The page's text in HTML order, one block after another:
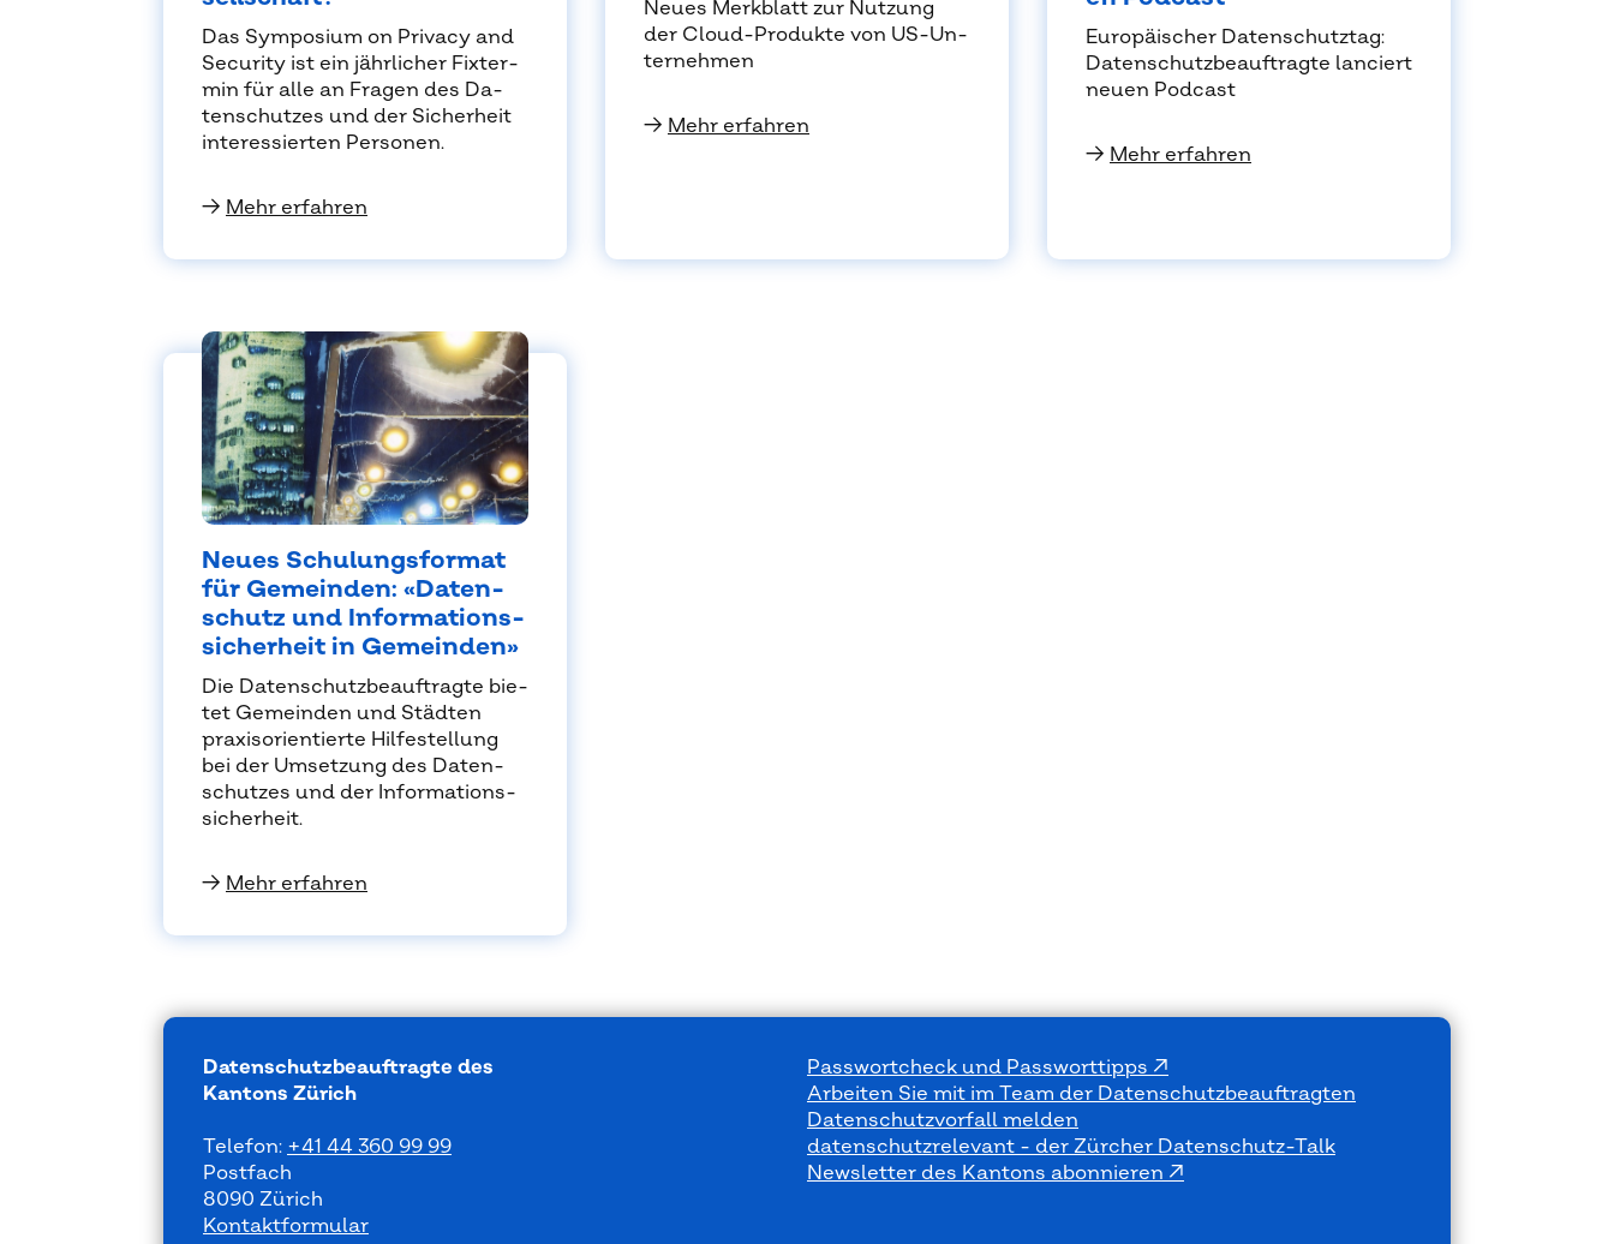
Das Sym­po­si­um on Pri­va­cy and
Se­cu­ri­ty ist ein jähr­li­cher Fix­ter­
min für alle an Fra­gen des Da­
ten­schut­zes und der Si­cher­heit
in­ter­es­sier­ten Per­so­nen.
→ Mehr erfahren
Neu­es Merk­blatt zur Nut­zung
der Cloud-Pro­duk­te von US-Un­
ter­neh­men
→ Mehr erfahren
Eu­ro­päi­scher Da­ten­schutz­tag:
Da­ten­schutz­be­auf­trag­te lan­ciert
neu­en Pod­cast
→ Mehr erfahren
Neu­es Schu­lungs­for­mat
für Ge­mein­den: «Da­ten­
schutz und In­for­ma­ti­ons­
si­cher­heit in Ge­mein­den»
Die Da­ten­schutz­be­auf­trag­te bie­
tet Ge­mein­den und Städ­ten
pra­xis­ori­en­tier­te Hil­fe­stel­lung
bei der Um­set­zung des Da­ten­
schut­zes und der In­for­ma­ti­ons­
si­cher­heit.
→ Mehr erfahren
Datenschutzbeauftragte des
Kantons Zürich
Telefon: +41 44 360 99 99
Postfach
8090 Zürich
Kontaktformular
Passwortcheck und Passworttipps
Arbeiten Sie mit im Team der Datenschutzbeauftragten
Datenschutzvorfall melden
datenschutzrelevant - der Zürcher Datenschutz-Talk
Newsletter des Kantons abonnieren